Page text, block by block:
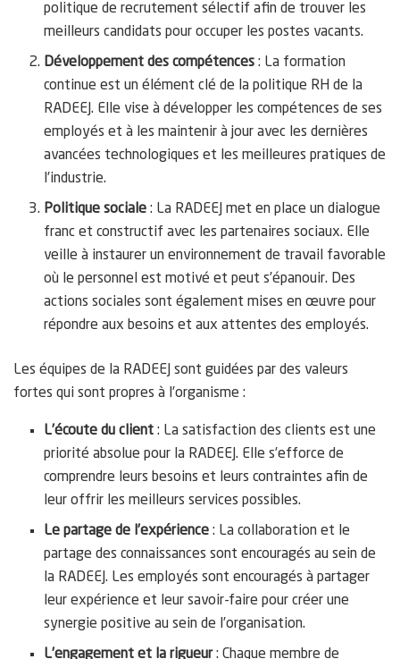
politique de recrutement sélectif afin de trouver les
meilleurs candidats pour occuper les postes vacants.
Développement des compétences : La formation
continue est un élément clé de la politique RH de la
RADEEJ. Elle vise à développer les compétences de ses
employés et à les maintenir à jour avec les dernières
avancées technologiques et les meilleures pratiques de
l’industrie.
Politique sociale : La RADEEJ met en place un dialogue
franc et constructif avec les partenaires sociaux. Elle
veille à instaurer un environnement de travail favorable
où le personnel est motivé et peut s’épanouir. Des
actions sociales sont également mises en œuvre pour
répondre aux besoins et aux attentes des employés.
Les équipes de la RADEEJ sont guidées par des valeurs
fortes qui sont propres à l’organisme :
L’écoute du client : La satisfaction des clients est une
priorité absolue pour la RADEEJ. Elle s’efforce de
comprendre leurs besoins et leurs contraintes afin de
leur offrir les meilleurs services possibles.
Le partage de l’expérience : La collaboration et le
partage des connaissances sont encouragés au sein de
la RADEEJ. Les employés sont encouragés à partager
leur expérience et leur savoir-faire pour créer une
synergie positive au sein de l’organisation.
L’engagement et la rigueur: Chaque membre de